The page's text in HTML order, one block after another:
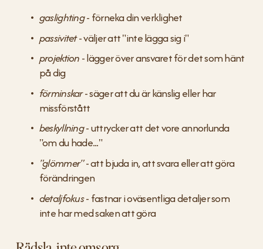
gaslighting - förneka din verklighet
passivitet - väljer att "inte lägga sig i"
projektion - lägger över ansvaret för det som hänt
på dig
förminskar - säger att du är känslig eller har
missförstått
beskyllning - uttrycker att det vore annorlunda
"om du hade..."
"glömmer" - att bjuda in, att svara eller att göra
förändringen
detaljfokus - fastnar i oväsentliga detaljer som
inte har med saken att göra